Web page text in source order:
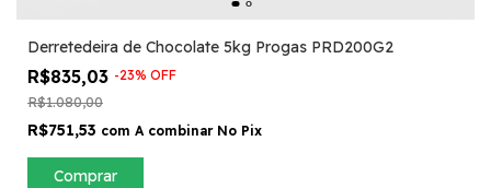
Derretedeira de Chocolate 5kg Progas PRD200G2
R$835,03 -23% OFF
R$1.080,00
R$751,53 com A combinar No Pix
Comprar